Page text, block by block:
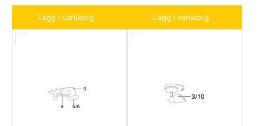
Lägg i varukorg Lägg i varukorg